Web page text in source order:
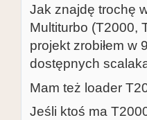
Jak znajdę trochę
Multiturbo (T2000,
projekt zrobiłem w
dostępnych
Mam też loader
Jeśli ktoś ma